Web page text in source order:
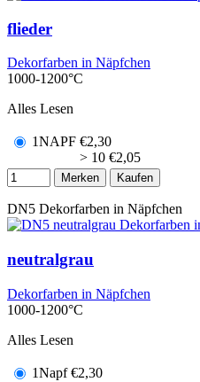
flieder
Dekorfarben in Näpfchen
1000-1200°C
Alles Lesen
1NAPF €2,30
> 10 €2,05
Merken Kaufen
DN5 Dekorfarben in Näpfchen
neutralgrau
Dekorfarben in Näpfchen
1000-1200°C
Alles Lesen
1Napf €2,30